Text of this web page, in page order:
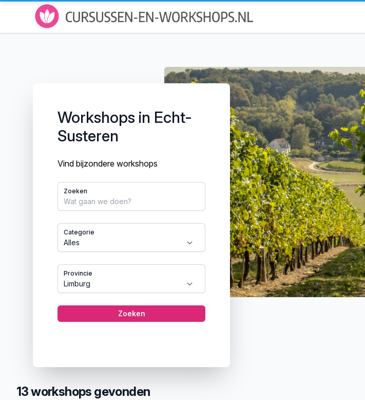
Workshops in Echt-
Susteren
Vind bijzondere workshops
Zoeken
Categorie
Provincie
Zoeken
13 workshops gevonden